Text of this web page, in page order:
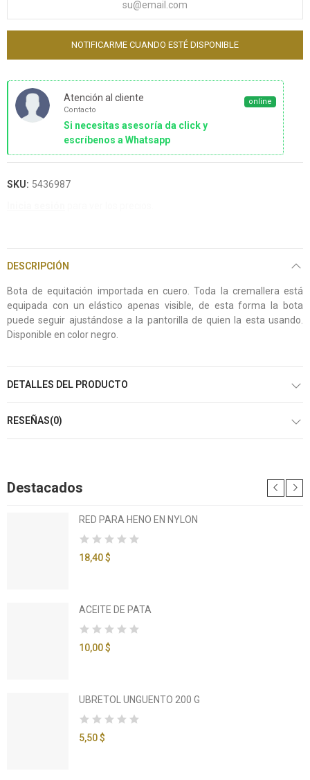
NOTIFICARME CUANDO ESTÉ DISPONIBLE
Atención al cliente
Contacto
Si necesitas asesoría da click y
escríbenos a Whatsapp
online
SKU: 5436987
DESCRIPCIÓN
Bota de equitación importada en cuero. Toda la cremallera está
equipada con un elástico apenas visible, de esta forma la bota
puede seguir ajustándose a la pantorilla de quien la esta usando.
Disponible en color negro.
DETALLES DEL PRODUCTO
RESEÑAS(0)
Destacados
RED PARA HENO EN NYLON
18,40 $
ACEITE DE PATA
10,00 $
UBRETOL UNGUENTO 200 G
5,50 $